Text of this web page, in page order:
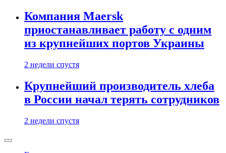
Компания Maersk
приостанавливает работу с одним
из крупнейших портов Украины
2 недели спустя
Крупнейший производитель хлеба
в России начал терять сотрудников
2 недели спустя